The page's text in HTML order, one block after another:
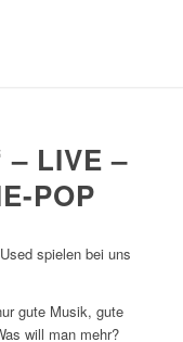
– LIVE –
POP
spielen bei uns
gute Musik, gute
will man mehr?